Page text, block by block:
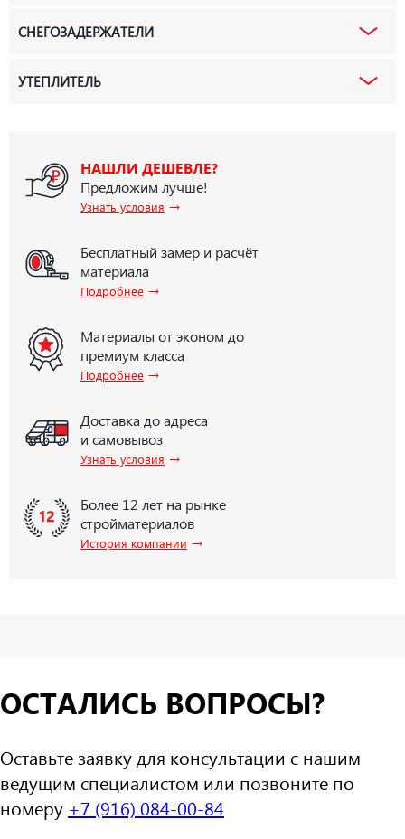
СНЕГОЗАДЕРЖАТЕЛИ
УТЕПЛИТЕЛЬ
НАШЛИ ДЕШЕВЛЕ?
Предложим лучше!
Узнать условия →
Бесплатный замер и расчёт
материала
Подробнее →
Материалы от эконом до
премиум класса
Подробнее →
Доставка до адреса
и самовывоз
Узнать условия →
Более 12 лет на рынке
стройматериалов
История компании →
ОСТАЛИСЬ ВОПРОСЫ?
Оставьте заявку для консультации с нашим
ведущим специалистом или позвоните по
номеру +7 (916) 084-00-84